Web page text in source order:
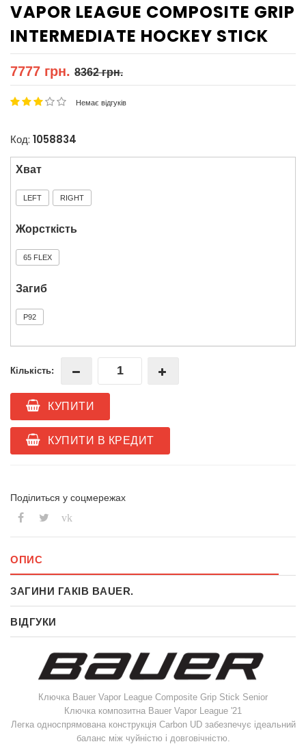
VAPOR LEAGUE COMPOSITE GRIP
INTERMEDIATE HOCKEY STICK
7777 грн. 8362 грн.
Немає відгуків
Код: 1058834
Хват
LEFT RIGHT
Жорсткість
65 FLEX
Загиб
P92
Кількість:
КУПИТИ
КУПИТИ В КРЕДИТ
Поділиться у соцмережах
vk
ОПИС
ЗАГИНИ ГАКІВ BAUER.
ВІДГУКИ
Ключка Bauer Vapor League Composite Grip Stick Senior
Ключка композитна Bauer Vapor League '21
Легка односпрямована конструкція Carbon UD забезпечує ідеальний
баланс між чуйністю і довговічністю.